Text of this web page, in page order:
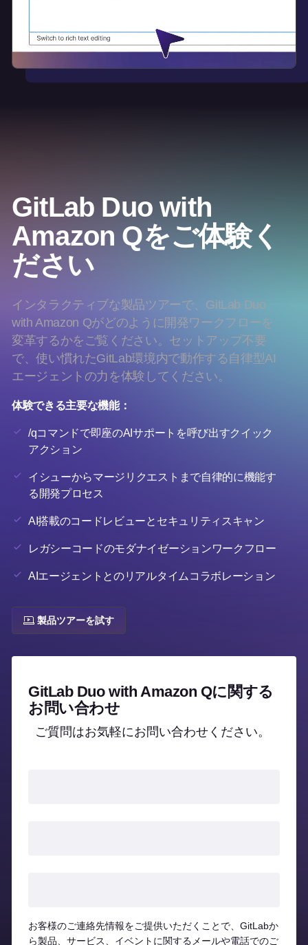
GitLab Duo with
Amazon Qをご体験く
ださい
インタラクティブな製品ツアーで、GitLab Duo
with Amazon Qがどのように開発ワークフローを
変革するかをご覧ください。セットアップ不要
で、使い慣れたGitLab環境内で動作する自律型AI
エージェントの力を体験してください。
体験できる主要な機能：
/qコマンドで即座のAIサポートを呼び出すクイック
アクション
イシューからマージリクエストまで自律的に機能す
る開発プロセス
AI搭載のコードレビューとセキュリティスキャン
レガシーコードのモダナイゼーションワークフロー
AIエージェントとのリアルタイムコラボレーション
製品ツアーを試す
GitLab Duo with Amazon Qに関する
お問い合わせ
ご質問はお気軽にお問い合わせください。
お客様のご連絡先情報をご提供いただくことで、GitLabか
ら製品、サービス、イベントに関するメールや電話でのご